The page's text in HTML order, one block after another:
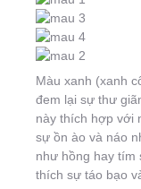
Màu xanh (xanh
đem lại sự thư
này thích hợp với
sự ồn ào và náo
như hồng hay tím
thích sự táo bạo